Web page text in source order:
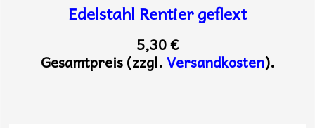
Edelstahl Rentier geflext
5,30 €
Gesamtpreis (zzgl.Versandkosten).